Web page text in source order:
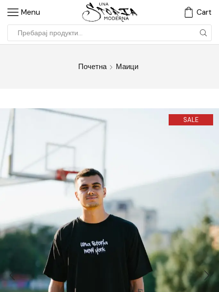
Menu Cart
Почетна Маици
SALE